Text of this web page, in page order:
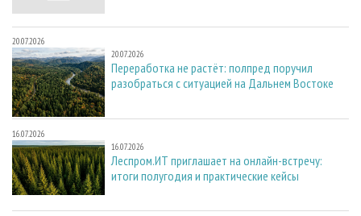
20.07.2026
20.07.2026
Переработка не растёт: полпред поручил
разобраться с ситуацией на Дальнем Востоке
16.07.2026
16.07.2026
Леспром.ИТ приглашает на онлайн-встречу:
итоги полугодия и практические кейсы